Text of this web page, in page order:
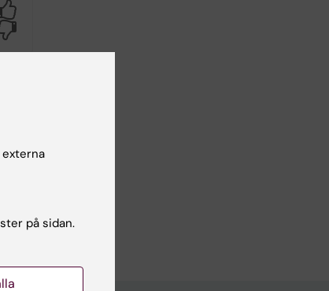
på sidan.